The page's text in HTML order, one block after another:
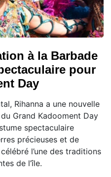
à la Barbade
pour
Day
Rihanna a une nouvelle
Grand Kadooment Day
spectaculaire
précieuses et de
l’une des traditions
de l’île.